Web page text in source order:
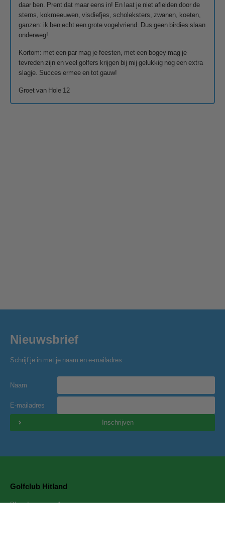
daar ben. Prent dat maar eens in! En laat je niet afleiden door de
sterns, kokmeeuwen, visdiefjes, scholeksters, zwanen, koeten,
ganzen: ik ben echt een grote vogelvriend. Dus geen birdies slaan
onderweg!
Kortom: met een par mag je feesten, met een bogey mag je
tevreden zijn en veel golfers krijgen bij mij gelukkig nog een extra
slagje. Succes ermee en tot gauw!
Groet van Hole 12
Nieuwsbrief
Schrijf je in met je naam en e-mailadres.
Naam
E-mailadres
Inschrijven
Golfclub Hitland
Blaardorpseweg 1